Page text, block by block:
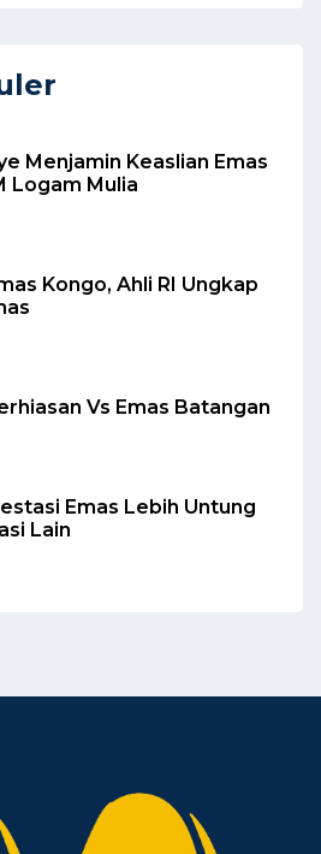
Menjamin Keaslian Emas
Logam Mulia
Kongo, Ahli RI Ungkap
Vs Emas Batangan
Emas Lebih Untung
Lain